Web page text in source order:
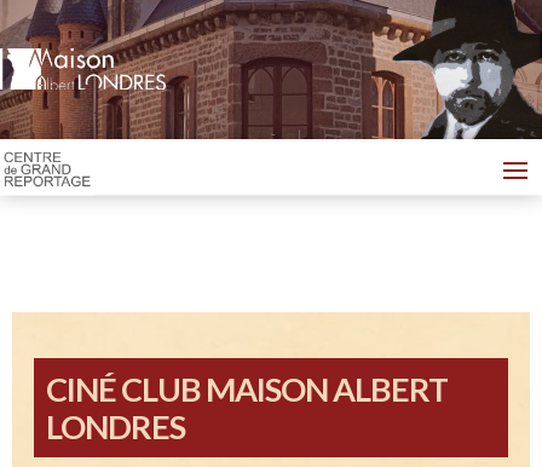
CINÉ CLUB MAISON ALBERT
LONDRES